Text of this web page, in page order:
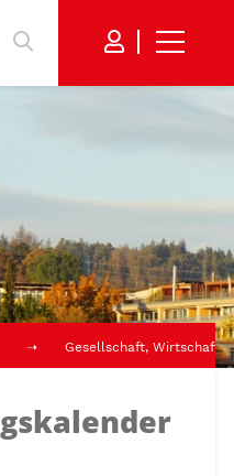
Gesellschaft, Wirtschaft,